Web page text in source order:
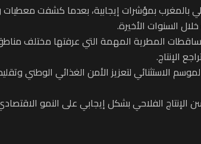
السنوات الأخيرة.
المطرية المهمة التي عرفتها مختلف
الإنتاج.
الاستثنائي لتعزيز الأمن الغذائي الوطني
الفلاحي بشكل إيجابي على النمو